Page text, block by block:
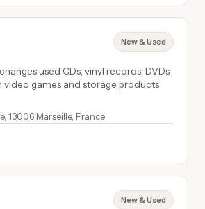
New & Used
used CDs, vinyl records, DVDs
video games and storage products
13006 Marseille, France
New & Used